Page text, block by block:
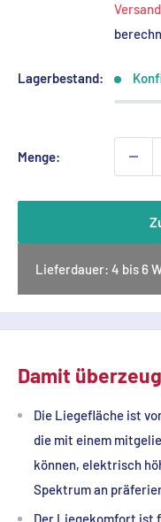
Lagerbestand:
Menge:
Lieferdauer: 4 bis 6
Damit
Die Liegefläche ist
die mit einem
können, elektrisch
Spektrum an
Der Liegekomfort ist